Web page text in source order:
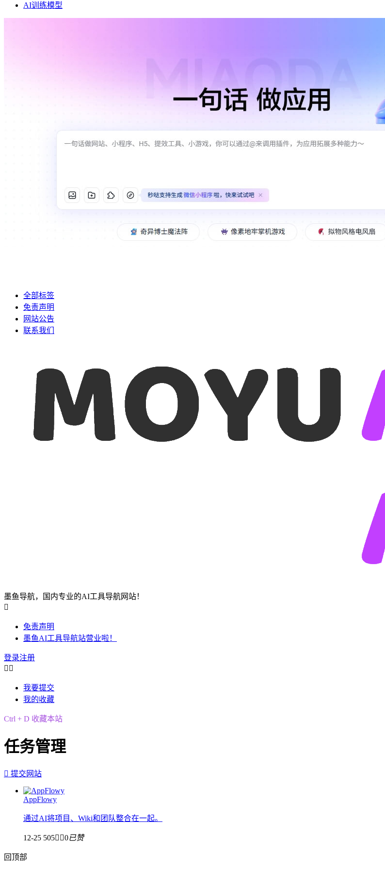
AI训练模型
全部标签
免责声明
网站公告
联系我们
墨鱼导航，国内专业的AI工具导航网站！

免责声明
墨鱼AI工具导航站营业啦！
登录注册
 
我要提交
我的收藏
Ctrl + D 收藏本站
任务管理
 提交网站
AppFlowy
通过AI将项目、Wiki和团队整合在一起。
12-25 505 0已赞
回顶部